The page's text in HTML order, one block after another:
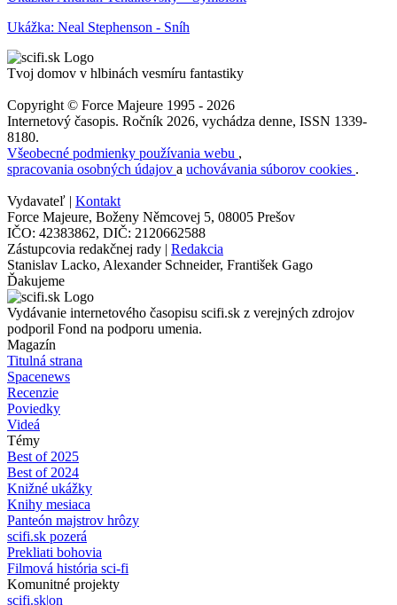
Ukážka: Neal Stephenson - Sníh
Tvoj domov v hlbinách vesmíru fantastiky
Copyright © Force Majeure 1995 - 2026
Internetový časopis. Ročník 2026, vychádza denne, ISSN 1339-
8180.
Všeobecné podmienky používania webu ,
spracovania osobných údajov a uchovávania súborov cookies .
Vydavateľ | Kontakt
Force Majeure, Boženy Němcovej 5, 08005 Prešov
IČO: 42383862, DIČ: 2120662588
Zástupcovia redakčnej rady | Redakcia
Stanislav Lacko, Alexander Schneider, František Gago
Ďakujeme
Vydávanie internetového časopisu scifi.sk z verejných zdrojov
podporil Fond na podporu umenia.
Magazín
Titulná strana
Spacenews
Recenzie
Poviedky
Videá
Témy
Best of 2025
Best of 2024
Knižné ukážky
Knihy mesiaca
Panteón majstrov hrôzy
scifi.sk pozerá
Prekliati bohovia
Filmová história sci-fi
Komunitné projekty
scifi.sk|on